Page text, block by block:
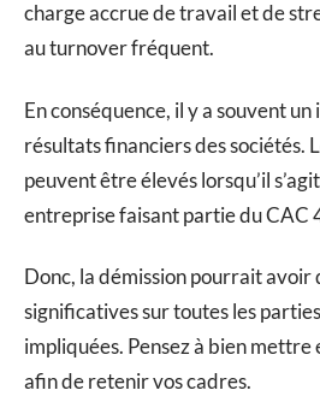
charge accrue de travail et de
au turnover fréquent.
En conséquence, il y a souvent
résultats financiers des sociétés.
peuvent être élevés lorsqu’il
entreprise faisant partie du CAC
Donc, la démission pourrait avoir
significatives sur toutes les
impliquées. Pensez à bien mettre
afin de retenir vos cadres.